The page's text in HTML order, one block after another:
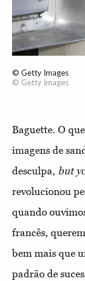
© Getty Images
© Getty Images
Baguette. O
imagens de
desculpa, but
revolucionou
quando
francês,
bem mais que
padrão de